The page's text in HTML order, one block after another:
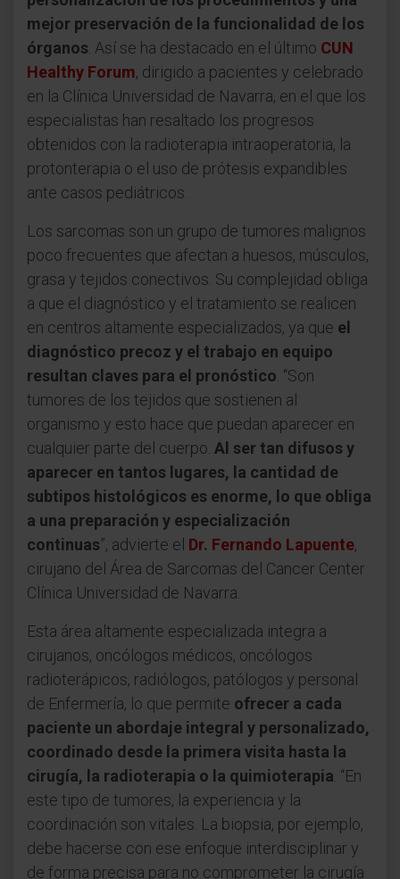
mejor preservación de la funcionalidad de los
órganos . Así se ha destacado en el último CUN
Healthy Forum, dirigido a pacientes y celebrado
en la Clínica Universidad de Navarra, en el que los
especialistas han resaltado los progresos
obtenidos con la radioterapia intraoperatoria, la
protonterapia o el uso de prótesis expandibles
ante casos pediátricos.
Los sarcomas son un grupo de tumores malignos
poco frecuentes que afectan a huesos, músculos,
grasa y tejidos conectivos. Su complejidad obliga
a que el diagnóstico y el tratamiento se realicen
en centros altamente especializados, ya que el
diagnóstico precoz y el trabajo en equipo
resultan claves para el pronóstico . “Son
tumores de los tejidos que sostienen al
organismo y esto hace que puedan aparecer en
cualquier parte del cuerpo. Al ser tan difusos y
aparecer en tantos lugares, la cantidad de
subtipos histológicos es enorme, lo que obliga
a una preparación y especialización
continuas”, advierte el Dr. Fernando Lapuente,
cirujano del Área de Sarcomas del Cancer Center
Clínica Universidad de Navarra.
Esta área altamente especializada integra a
cirujanos, oncólogos médicos, oncólogos
radioterápicos, radiólogos, patólogos y personal
de Enfermería, lo que permite ofrecer a cada
paciente un abordaje integral y personalizado,
coordinado desde la primera visita hasta la
cirugía, la radioterapia o la quimioterapia . “En
este tipo de tumores, la experiencia y la
coordinación son vitales. La biopsia, por ejemplo,
debe hacerse con ese enfoque interdisciplinar y
de forma precisa para no comprometer la cirugía